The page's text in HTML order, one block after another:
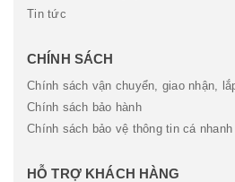
Tin tức
CHÍNH SÁCH
Chính sách vận chuyển, giao nhận,
Chính sách bảo hành
Chính sách bảo vệ thông tin cá nhanh
HỖ TRỢ KHÁCH HÀNG